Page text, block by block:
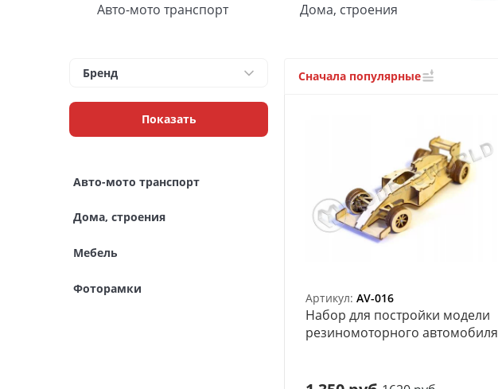
3D Модели
Модели из бумаги
Аэрографы и компрессоры
Авто-мото транспорт Дома, строения
Бренд
Показать
Авто-мото транспорт
Дома, строения
Мебель
Фоторамки
Сначала популярные
Артикул: AV-016
Набор для постройки модели
резиномоторного автомобиля